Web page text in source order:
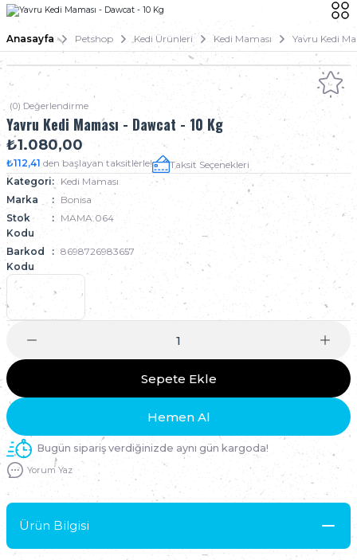
Anasayfa Petshop Kedi Ürünleri Kedi Maması Yavru Kedi
(0) Değerlendirme
Yavru Kedi Maması - Dawcat - 10 Kg
₺1.080,00
₺112,41 den başlayan taksitlerle!
Taksit Seçenekleri
Kategori
Kedi Maması
Marka
Bonisa
Stok
Kodu
MAMA.064
Barkod
Kodu
8698726983657
Sepete Ekle
Hemen Al
Bugün sipariş verdiğinizde aynı gün kargoda!
Yorum Yaz
Ürün Bilgisi